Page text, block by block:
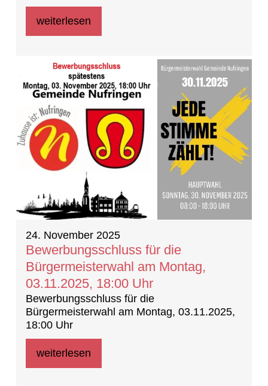
weiterlesen
24. November 2025
Bewerbungsschluss für die
Bürgermeisterwahl am Montag,
03.11.2025, 18:00 Uhr
Bewerbungsschluss für die
Bürgermeisterwahl am Montag, 03.11.2025,
18:00 Uhr
weiterlesen